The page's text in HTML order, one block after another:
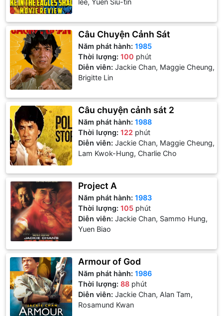
lee, Yuen Siu-tin
Câu Chuyện Cảnh Sát
Năm phát hành:1985
Thời lượng:100 phút
Diễn viên:Jackie Chan, Maggie Cheung,
Brigitte Lin
Câu chuyện cảnh sát 2
Năm phát hành:1988
Thời lượng:122 phút
Diễn viên:Jackie Chan, Maggie Cheung,
Lam Kwok-Hung, Charlie Cho
Project A
Năm phát hành:1983
Thời lượng:105 phút
Diễn viên:Jackie Chan, Sammo Hung,
Yuen Biao
Armour of God
Năm phát hành:1986
Thời lượng:88 phút
Diễn viên:Jackie Chan, Alan Tam,
Rosamund Kwan